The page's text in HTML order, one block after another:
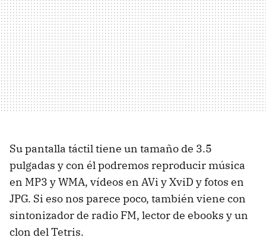
Su pantalla táctil tiene un tamaño de 3.5
pulgadas y con él podremos reproducir música
en MP3 y WMA, vídeos en AVi y XviD y fotos en
JPG. Si eso nos parece poco, también viene con
sintonizador de radio FM, lector de ebooks y un
clon del Tetris.